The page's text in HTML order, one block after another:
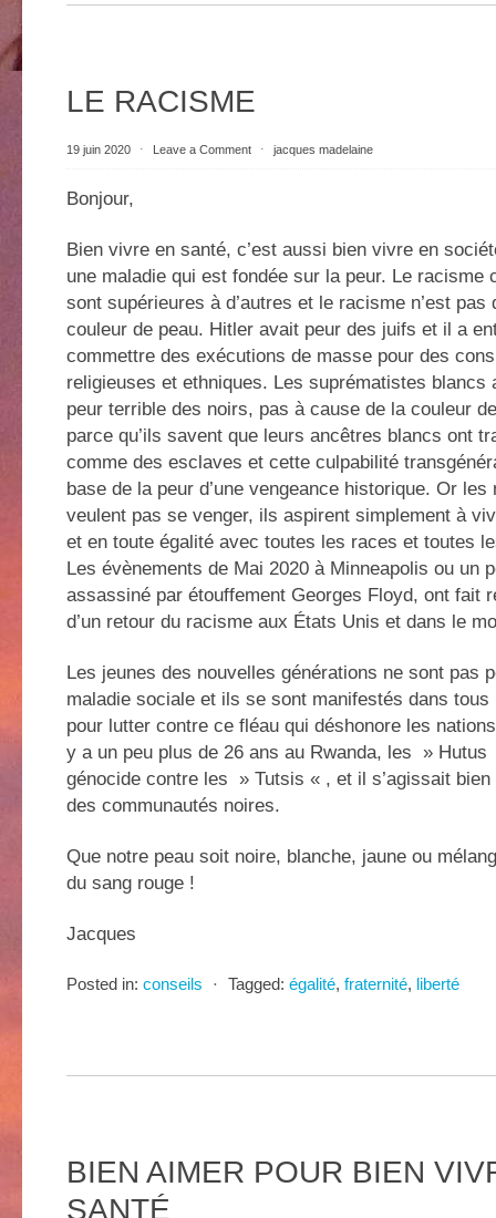
LE RACISME
19 juin 2020 ⋅ Leave a Comment ⋅ jacques madelaine
Bonjour,
Bien vivre en santé, c’est aussi bien vivre en
une maladie qui est fondée sur la peur. Le racisme
sont supérieures à d’autres et le racisme n’est pas
couleur de peau. Hitler avait peur des juifs et il a
commettre des exécutions de masse pour des
religieuses et ethniques. Les suprématistes blancs
peur terrible des noirs, pas à cause de la couleur
parce qu’ils savent que leurs ancêtres blancs ont
comme des esclaves et cette culpabilité
base de la peur d’une vengeance historique. Or
veulent pas se venger, ils aspirent simplement à
et en toute égalité avec toutes les races et toutes
Les évènements de Mai 2020 à Minneapolis ou un
assassiné par étouffement Georges Floyd, ont fait
d’un retour du racisme aux États Unis et dans le
Les jeunes des nouvelles générations ne sont pas
maladie sociale et ils se sont manifestés dans tous
pour lutter contre ce fléau qui déshonore les
y a un peu plus de 26 ans au Rwanda, les »
génocide contre les » Tutsis « , et il s’agissait
des communautés noires.
Que notre peau soit noire, blanche, jaune ou
du sang rouge !
Jacques
Posted in: conseils ⋅ Tagged: égalité, fraternité, liberté
BIEN AIMER POUR BIEN
SANTÉ